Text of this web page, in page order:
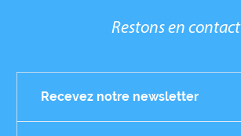
Restons en contact
Recevez notre newsletter